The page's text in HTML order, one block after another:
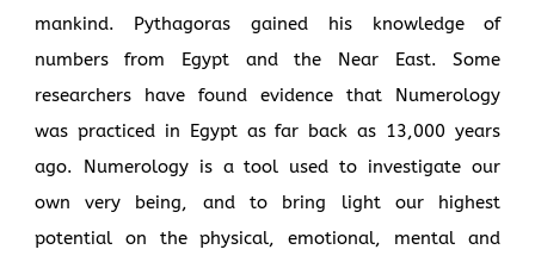
mankind. Pythagoras gained his knowledge of
numbers from Egypt and the Near East. Some
researchers have found evidence that Numerology
was practiced in Egypt as far back as 13,000 years
ago. Numerology is a tool used to investigate our
own very being, and to bring light our highest
potential on the physical, emotional, mental and